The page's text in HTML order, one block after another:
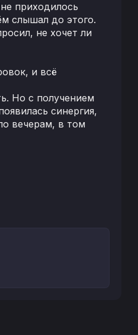
приходилось
слышал до этого.
не хочет ли
и всё
Но с получением
синергия,
вечерам, в том